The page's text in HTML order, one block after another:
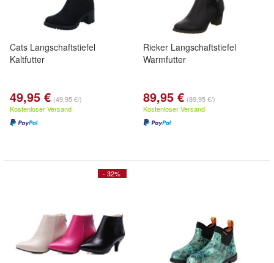
Cats Langschaftstiefel
Kaltfutter
49,95 € (49,95 €/)
Kostenloser Versand
Rieker Langschaftstiefel
Warmfutter
89,95 € (89,95 €/)
Kostenloser Versand
- 32%